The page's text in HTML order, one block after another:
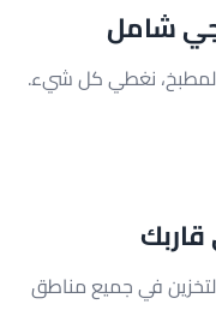
شامل
نغطي كل شيء.
في جميع مناطق